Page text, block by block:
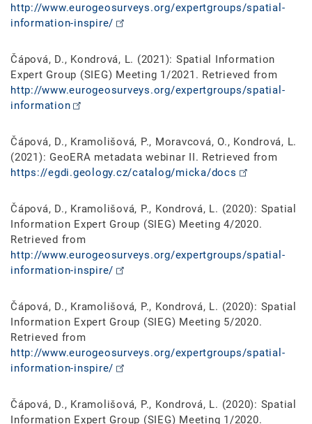
http://www.eurogeosurveys.org/expertgroups/spatial-
information-inspire/
Čápová, D., Kondrová, L. (2021): Spatial Information
Expert Group (SIEG) Meeting 1/2021. Retrieved from
http://www.eurogeosurveys.org/expertgroups/spatial-
information
Čápová, D., Kramolišová, P., Moravcová, O., Kondrová, L.
(2021): GeoERA metadata webinar II. Retrieved from
https://egdi.geology.cz/catalog/micka/docs
Čápová, D., Kramolišová, P., Kondrová, L. (2020): Spatial
Information Expert Group (SIEG) Meeting 4/2020.
Retrieved from
http://www.eurogeosurveys.org/expertgroups/spatial-
information-inspire/
Čápová, D., Kramolišová, P., Kondrová, L. (2020): Spatial
Information Expert Group (SIEG) Meeting 5/2020.
Retrieved from
http://www.eurogeosurveys.org/expertgroups/spatial-
information-inspire/
Čápová, D., Kramolišová, P., Kondrová, L. (2020): Spatial
Information Expert Group (SIEG) Meeting 1/2020.